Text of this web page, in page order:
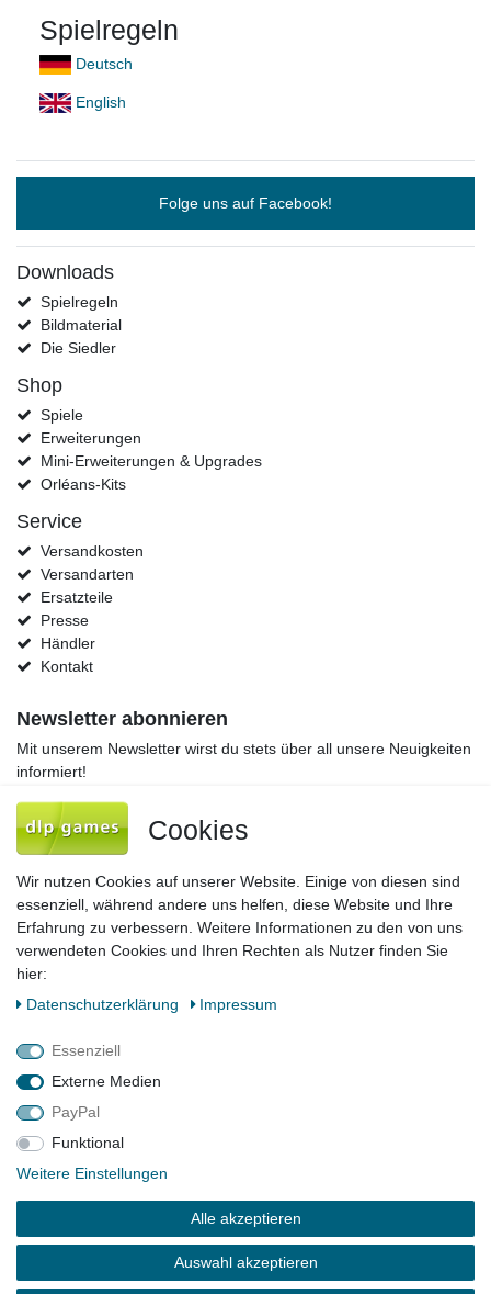
Spielregeln
Deutsch
English
Folge uns auf Facebook!
Downloads
Spielregeln
Bildmaterial
Die Siedler
Shop
Spiele
Erweiterungen
Mini-Erweiterungen & Upgrades
Orléans-Kits
Service
Versandkosten
Versandarten
Ersatzteile
Presse
Händler
Kontakt
Newsletter abonnieren
Mit unserem Newsletter wirst du stets über all unsere Neuigkeiten
informiert!
Newsletter
Honig
Einwilligung kann ich jederzeit widerrufen.**
Impressum
Barrierefreiheitserklärung
© 2026 dlp games Verlag GmbH
Cookies
Wir nutzen Cookies auf unserer Website. Einige von diesen sind
essenziell, während andere uns helfen, diese Website und Ihre
Erfahrung zu verbessern. Weitere Informationen zu den von uns
verwendeten Cookies und Ihren Rechten als Nutzer finden Sie
hier:
Daten­schutz­erklärung
Impressum
Essenziell
Externe Medien
PayPal
Funktional
Weitere Einstellungen
Alle akzeptieren
Auswahl akzeptieren